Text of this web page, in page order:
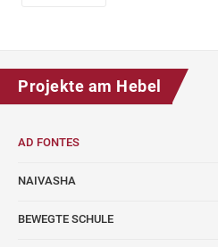
Projekte am Hebel
AD FONTES
NAIVASHA
BEWEGTE SCHULE